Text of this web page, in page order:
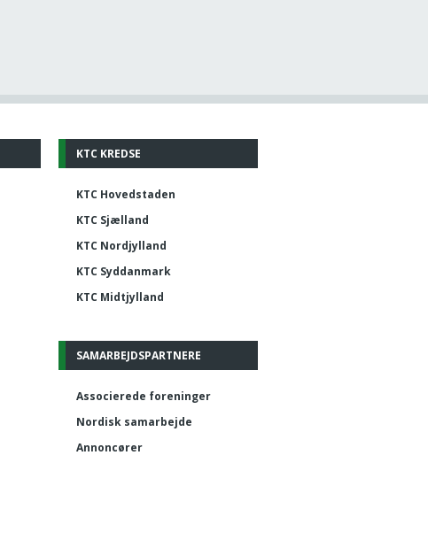
KTC KREDSE
KTC Hovedstaden
KTC Sjælland
KTC Nordjylland
KTC Syddanmark
KTC Midtjylland
SAMARBEJDSPARTNERE
Associerede foreninger
Nordisk samarbejde
Annoncører